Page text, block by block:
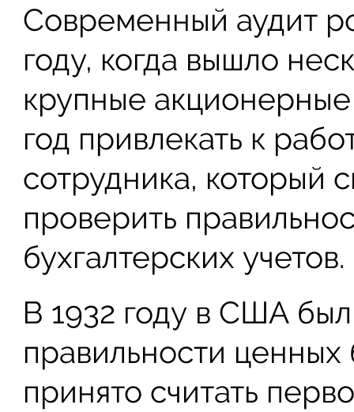
Современный аудит
году, когда вышло
крупные
год привлекать к
сотрудника, который
проверить
бухгалтерских учетов.
В 1932 году в США
правильности ценных
принято считать